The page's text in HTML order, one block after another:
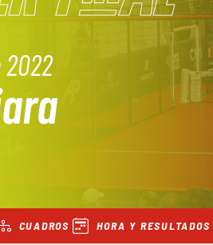
2022
CUADROS HORA Y RESULTADOS